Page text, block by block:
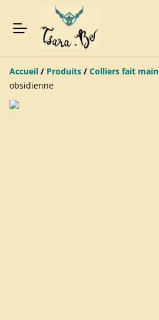
Accueil / Produits / Colliers fait main
obsidienne